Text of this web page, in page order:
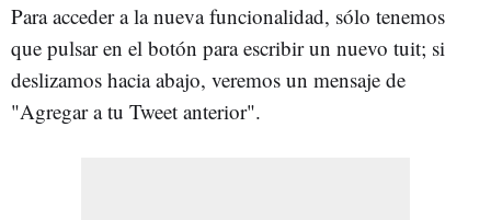
Para acceder a la nueva funcionalidad, sólo tenemos
que pulsar en el botón para escribir un nuevo tuit; si
deslizamos hacia abajo, veremos un mensaje de
"Agregar a tu Tweet anterior".